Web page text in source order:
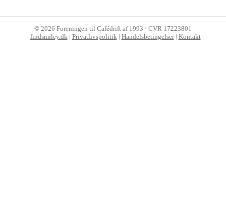
© 2026 Foreningen til Cafédrift af 1993 · CVR 17223801
| findsmiley.dk | Privatlivspolitik | Handelsbetingelser| Kontakt